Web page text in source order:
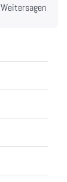
Weitersagen